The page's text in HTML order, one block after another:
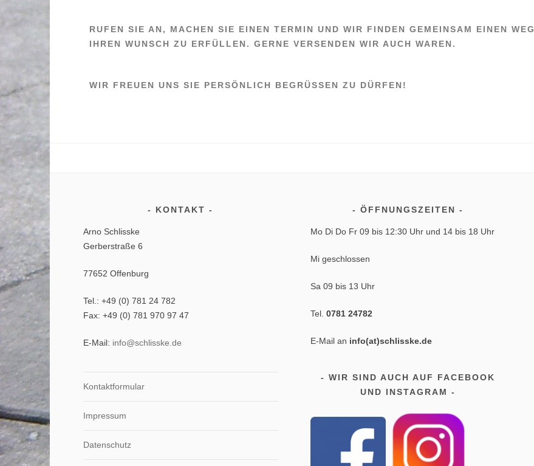
RUFEN SIE AN, MACHEN SIE EINEN TERMIN UND WIR FINDEN GEMEINSAM EINEN WEG
IHREN WUNSCH ZU ERFÜLLEN. GERNE VERSENDEN WIR AUCH WAREN.
WIR FREUEN UNS SIE PERSÖNLICH BEGRÜSSEN ZU DÜRFEN!
KONTAKT
Arno Schlisske
Gerberstraße 6
77652 Offenburg
Tel.: +49 (0) 781 24 782
Fax: +49 (0) 781 970 97 47
E-Mail: info@schlisske.de
Kontaktformular
Impressum
Datenschutz
ÖFFNUNGSZEITEN
Mo Di Do Fr 09 bis 12:30 Uhr und 14 bis 18 Uhr
Mi geschlossen
Sa 09 bis 13 Uhr
Tel.0781 24782
E-Mail an info(at)schlisske.de
WIR SIND AUCH AUF FACEBOOK
UND INSTAGRAM